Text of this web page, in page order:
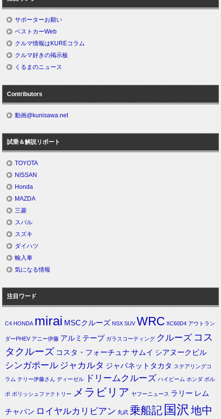
サポーターお願い
ベストカーWeb
クルマ情報はKUREコラム
クルマ好きの掲示板
くるまのニュース
Contributors
動画@kunisawa.net
試乗＆解説リポート
TOYOTA
NISSAN
Honda
MAZDA
三菱
スバル
スズキ
ダイハツ
輸入車
気になる情報
注目ワード
C4 HONDA mirai MSCクルーズ NSX SUV WRC XC60D4 アウトラン
ダーPHEV アニー伊藤 アルミテープ ガラスコーティング クルーズ コス
タクルーズ コスタ・フォーチュナ サムイ シアヌークビル
シンガポール ジャカルタ ジャパネットタカタ ステアリングコ
ラム テリー伊藤さん ディーゼル ドリームクルーズ ハイビーム ホンダ ボル
ボ ポリッシュファクトリー メラビリア ヤフーニュース ラリー レム
チャバン ロイヤルカリビアン 丸武 乗船記 国沢 地中